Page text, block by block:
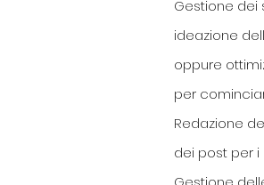
Gestione dei
ideazione
oppure
per
Redazione
dei post per i